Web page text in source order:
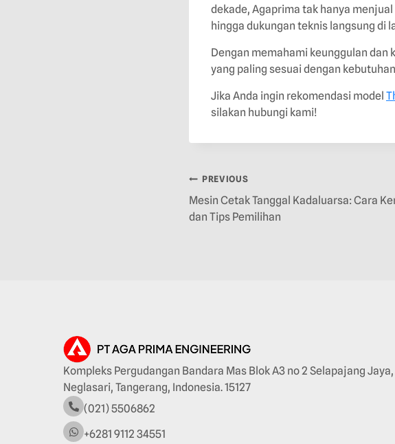
dekade, Agaprima tak hanya
hingga dukungan teknis langsung di
Dengan memahami keunggulan
yang paling sesuai dengan
Jika Anda ingin rekomendasi model
silakan hubungi kami!
PREVIOUS
Mesin Cetak Tanggal Kadaluarsa: Cara
dan Tips Pemilihan
Kompleks Pergudangan Bandara Mas Blok A3 no 2 Selapajang Jaya,
Neglasari, Tangerang, Indonesia. 15127
(021) 5506862
+6281 9112 34551